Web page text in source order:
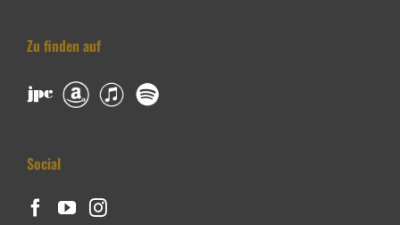
Zu finden auf
Social